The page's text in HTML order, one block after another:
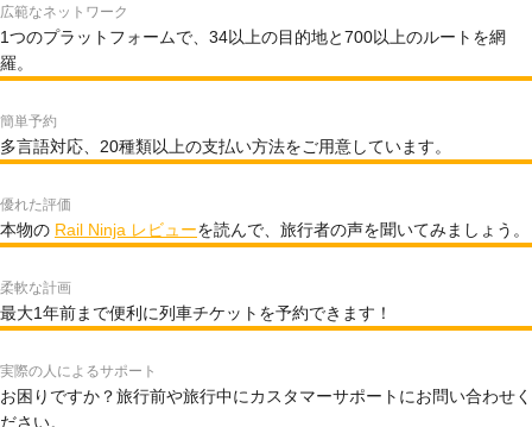
広範なネットワーク
1つのプラットフォームで、34以上の目的地と700以上のルートを網
羅。
簡単予約
多言語対応、20種類以上の支払い方法をご用意しています。
優れた評価
本物の Rail Ninja レビューを読んで、旅行者の声を聞いてみましょう。
柔軟な計画
最大1年前まで便利に列車チケットを予約できます！
実際の人によるサポート
お困りですか？旅行前や旅行中にカスタマーサポートにお問い合わせく
ださい。